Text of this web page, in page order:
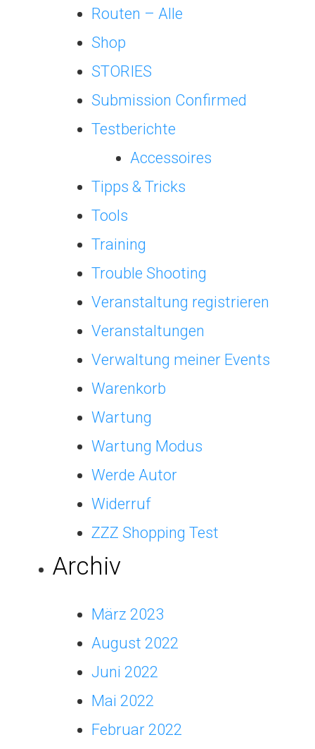
Routen – Alle
Shop
STORIES
Submission Confirmed
Testberichte
Accessoires
Tipps & Tricks
Tools
Training
Trouble Shooting
Veranstaltung registrieren
Veranstaltungen
Verwaltung meiner Events
Warenkorb
Wartung
Wartung Modus
Werde Autor
Widerruf
ZZZ Shopping Test
Archiv
März 2023
August 2022
Juni 2022
Mai 2022
Februar 2022